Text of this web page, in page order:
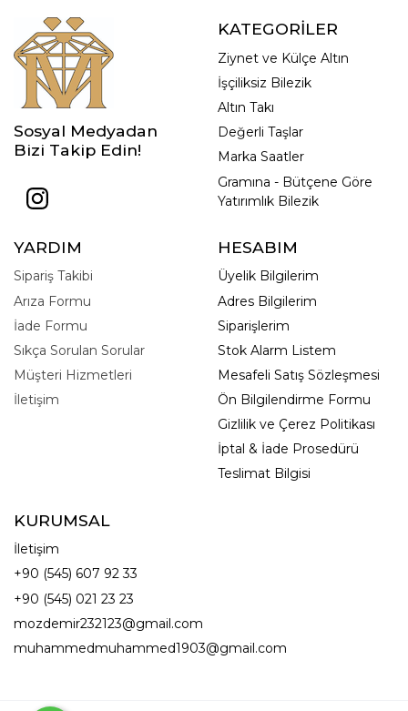
Sosyal Medyadan
Bizi Takip Edin!
KATEGORİLER
Ziynet ve Külçe Altın
İşçiliksiz Bilezik
Altın Takı
Değerli Taşlar
Marka Saatler
Gramına - Bütçene Göre
Yatırımlık Bilezik
YARDIM
Sipariş Takibi
Arıza Formu
İade Formu
Sıkça Sorulan Sorular
Müşteri Hizmetleri
İletişim
HESABIM
Üyelik Bilgilerim
Adres Bilgilerim
Siparişlerim
Stok Alarm Listem
Mesafeli Satış Sözleşmesi
Ön Bilgilendirme Formu
Gizlilik ve Çerez Politikası
İptal & İade Prosedürü
Teslimat Bilgisi
KURUMSAL
İletişim
+90 (545) 607 92 33
+90 (545) 021 23 23
mozdemir232123@gmail.com
muhammedmuhammed1903@gmail.com